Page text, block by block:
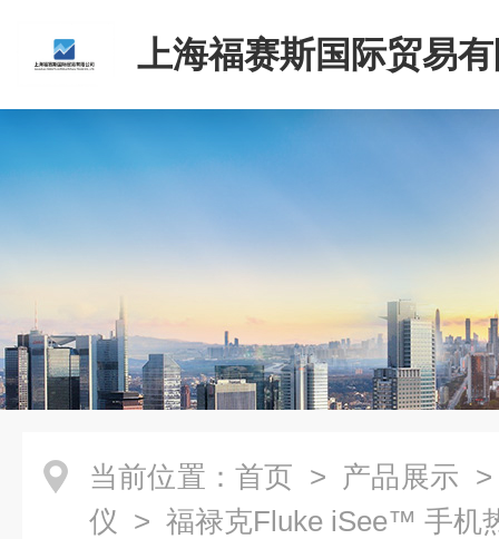
上海福赛斯国际贸易
当前位置： 首页 > 产品展示
仪 > 福禄克Fluke iSee™ 手机